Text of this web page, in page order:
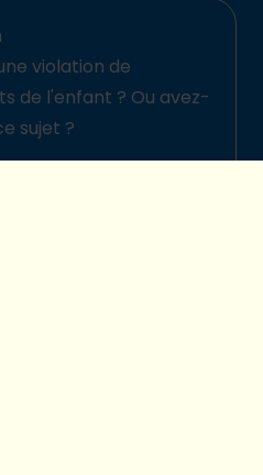
violation de
de l'enfant ? Ou avez-
sujet ?